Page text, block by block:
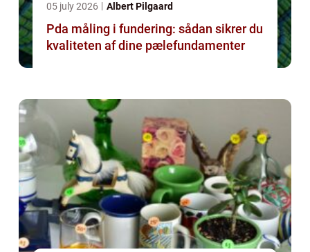
05 july 2026 Albert Pilgaard
Pda måling i fundering: sådan sikrer du
kvaliteten af dine pælefundamenter